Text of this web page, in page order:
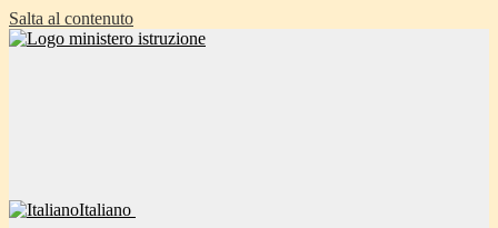
Salta al contenuto
Italiano